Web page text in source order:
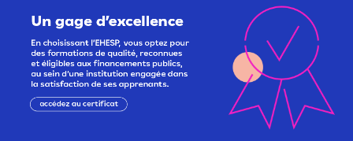
Un gage d’excellence
En choisissant l’EHESP, vous optez pour
des formations de qualité, reconnues
et éligibles aux financements publics,
au sein d’une institution engagée dans
la satisfaction de ses apprenants.
accédez au certificat